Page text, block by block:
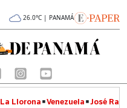
26.0°C | PANAMÁ
La Llorona Venezuela José